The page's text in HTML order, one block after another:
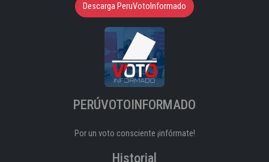
Descarga PeruVotoInformado
PERÚVOTOINFORMADO
Por un voto consciente ¡infórmate!
Historial